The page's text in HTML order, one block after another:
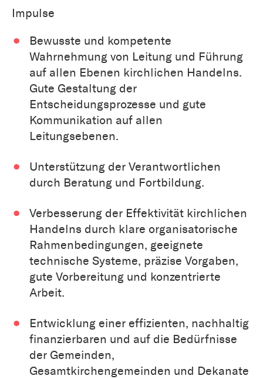
Impulse
Bewusste und kompetente
Wahrnehmung von Leitung und Führung
auf allen Ebenen kirchlichen Handelns.
Gute Gestaltung der
Entscheidungsprozesse und gute
Kommunikation auf allen
Leitungsebenen.
Unterstützung der Verantwortlichen
durch Beratung und Fortbildung.
Verbesserung der Effektivität kirchlichen
Handelns durch klare organisatorische
Rahmenbedingungen, geeignete
technische Systeme, präzise Vorgaben,
gute Vorbereitung und konzentrierte
Arbeit.
Entwicklung einer effizienten, nachhaltig
finanzierbaren und auf die Bedürfnisse
der Gemeinden,
Gesamtkirchengemeinden und Dekanate